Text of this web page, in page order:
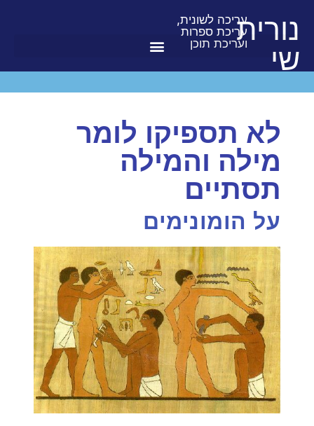
נורית
שי
עריכה לשונית,
עריכת ספרות
ועריכת תוכן
לא תספיקו לומר
מילה והמילה
תסתיים
על הומונימים